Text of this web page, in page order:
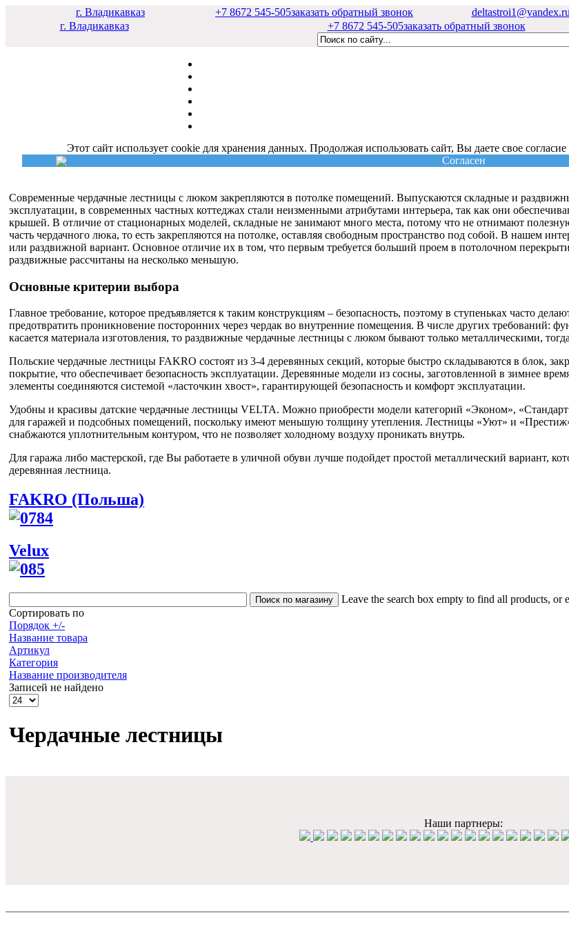
г. Владикавказ +7 8672 545-505заказать обратный звонок
deltastroi1@yandex.ru
г. Владикавказ
+7 8672 545-505заказать обратный звонок
Этот сайт использует cookie для хранения данных. Продолжая использовать сайт, Вы даете свое
Согласен
Современные чердачные лестницы с люком закрепляются в потолке помещений. Выпускаются складные и
эксплуатации, в современных частных коттеджах стали неизменными атрибутами интерьера, так как они
крышей. В отличие от стационарных моделей, складные не занимают много места, потому что не отнимают
часть чердачного люка, то есть закрепляются на потолке, оставляя свободным пространство под собой. В нашем
или раздвижной вариант. Основное отличие их в том, что первым требуется больший проем в потолочном
раздвижные рассчитаны на несколько меньшую.
Основные критерии выбора
Главное требование, которое предъявляется к таким конструкциям – безопасность, поэтому в ступеньках часто
предотвратить проникновение посторонних через чердак во внутренние помещения. В числе других требований:
касается материала изготовления, то раздвижные чердачные лестницы с люком бывают только металлическими,
Польские чердачные лестницы FAKRO состоят из 3-4 деревянных секций, которые быстро складываются в блок,
покрытие, что обеспечивает безопасность эксплуатации. Деревянные модели из сосны, заготовленной в зимнее
элементы соединяются системой «ласточкин хвост», гарантирующей безопасность и комфорт эксплуатации.
Удобны и красивы датские чердачные лестницы VELTA. Можно приобрести модели категорий «Эконом»,
для гаражей и подсобных помещений, поскольку имеют меньшую толщину утепления. Лестницы «Уют» и
снабжаются уплотнительным контуром, что не позволяет холодному воздуху проникать внутрь.
Для гаража либо мастерской, где Вы работаете в уличной обуви лучше подойдет простой металлический вариант,
деревянная лестница.
FAKRO (Польша)
Velux
Leave the search box empty to find all products, or
Сортировать по
Порядок +/-
Название товара
Артикул
Категория
Название производителя
Записей не найдено
Чердачные лестницы
Наши партнеры: